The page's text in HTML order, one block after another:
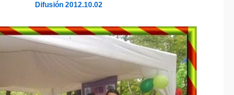
Difusión 2012.10.02